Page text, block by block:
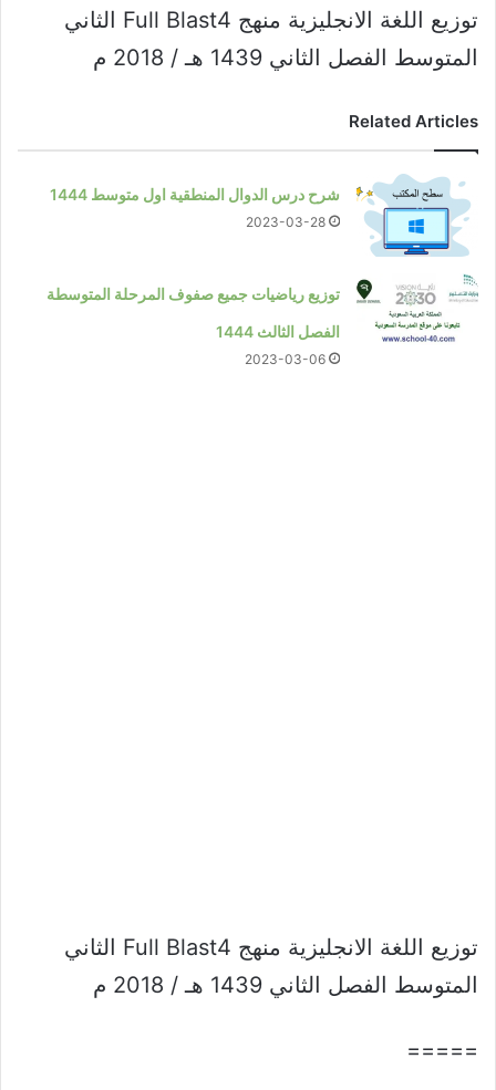
توزيع اللغة الانجليزية منهج Full Blast4 الثاني
المتوسط الفصل الثاني 1439 هـ / 2018 م
Related Articles
شرح درس الدوال المنطقية اول متوسط 1444
2023-03-28
توزيع رياضيات جميع صفوف المرحلة المتوسطة
الفصل الثالث 1444
2023-03-06
توزيع اللغة الانجليزية منهج Full Blast4 الثاني
المتوسط الفصل الثاني 1439 هـ / 2018 م
=====